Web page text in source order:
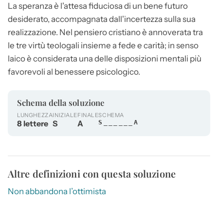
La speranza è l'attesa fiduciosa di un bene futuro
desiderato, accompagnata dall'incertezza sulla sua
realizzazione. Nel pensiero cristiano è annoverata tra
le tre virtù teologali insieme a fede e carità; in senso
laico è considerata una delle disposizioni mentali più
favorevoli al benessere psicologico.
Schema della soluzione
LUNGHEZZA
8 lettere
INIZIALE
S
FINALE
A
SCHEMA
S______A
Altre definizioni con questa soluzione
Non abbandona l’ottimista